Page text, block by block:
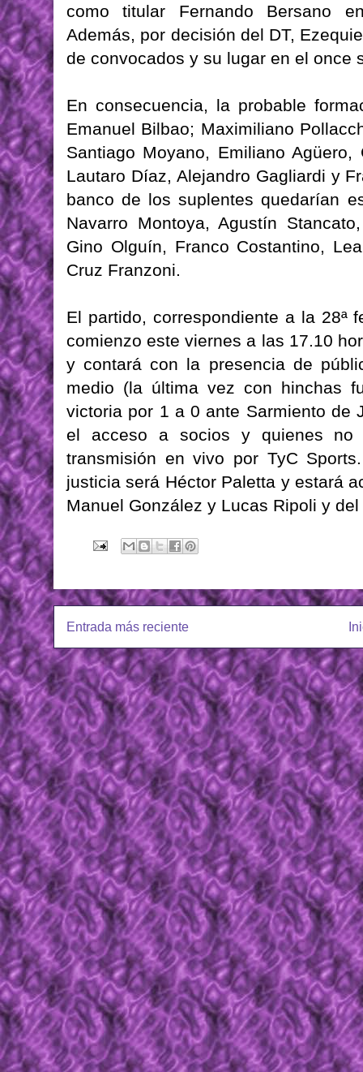
como titular Fernando Bersano
Además, por decisión del DT,
de convocados y su lugar en el once
En consecuencia, la probable
Emanuel Bilbao; Maximiliano
Santiago Moyano, Emiliano
Lautaro Díaz, Alejandro Gagliardi y
banco de los suplentes quedarían
Navarro Montoya, Agustín
Gino Olguín, Franco Costantino,
Cruz Franzoni.
El partido, correspondiente a la 28ª
comienzo este viernes a las 17.10
y contará con la presencia de
medio (la última vez con hinchas
victoria por 1 a 0 ante Sarmiento de
el acceso a socios y quienes no
transmisión en vivo por TyC
justicia será Héctor Paletta y estará
Manuel González y Lucas Ripoli y
Entrada más reciente